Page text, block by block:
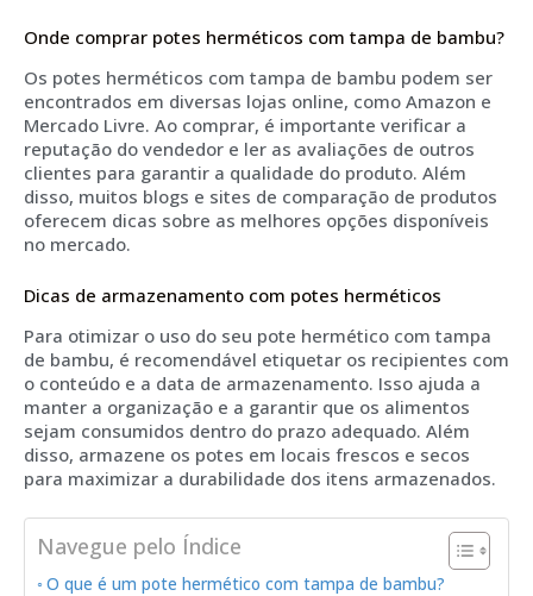
Onde comprar potes herméticos com tampa de bambu?
Os potes herméticos com tampa de bambu podem ser
encontrados em diversas lojas online, como Amazon e
Mercado Livre. Ao comprar, é importante verificar a
reputação do vendedor e ler as avaliações de outros
clientes para garantir a qualidade do produto. Além
disso, muitos blogs e sites de comparação de produtos
oferecem dicas sobre as melhores opções disponíveis
no mercado.
Dicas de armazenamento com potes herméticos
Para otimizar o uso do seu pote hermético com tampa
de bambu, é recomendável etiquetar os recipientes com
o conteúdo e a data de armazenamento. Isso ajuda a
manter a organização e a garantir que os alimentos
sejam consumidos dentro do prazo adequado. Além
disso, armazene os potes em locais frescos e secos
para maximizar a durabilidade dos itens armazenados.
Navegue pelo Índice
O que é um pote hermético com tampa de bambu?